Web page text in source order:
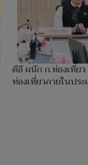
ดีอี ผนึก ก.ท่องเที่ย
ท่องเที่ยวภายในประ